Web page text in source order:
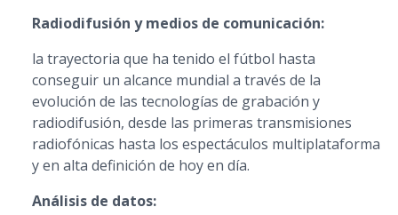
Radiodifusión y medios de comunicación:
la trayectoria que ha tenido el fútbol hasta
conseguir un alcance mundial a través de la
evolución de las tecnologías de grabación y
radiodifusión, desde las primeras transmisiones
radiofónicas hasta los espectáculos multiplataforma
y en alta definición de hoy en día.
Análisis de datos: